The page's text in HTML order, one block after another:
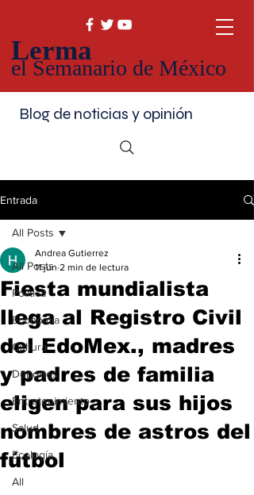
Lerma
el Semanario de México
Blog de noticias y opinión
Entrada
All Posts
Política
Economía
Cultura
Deportes
Entretenimiento
Salud
Ecología
All
All Posts
Fiesta mundialista
llega al Registro Civil
del EdoMex., madres
y padres de familia
eligen para sus hijos
nombres de astros del
fútbol
Andrea Gutierrez
11 jun 2 min de lectura